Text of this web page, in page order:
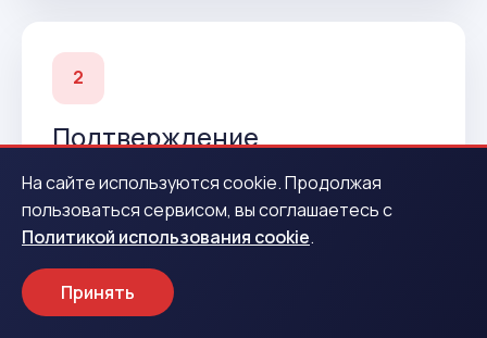
2
Подтверждение
Согласуем условия и подготовим договор до
вашего приезда.
На сайте используются cookie. Продолжая
пользоваться сервисом, вы соглашаетесь с
Политикой использования cookie.
Принять